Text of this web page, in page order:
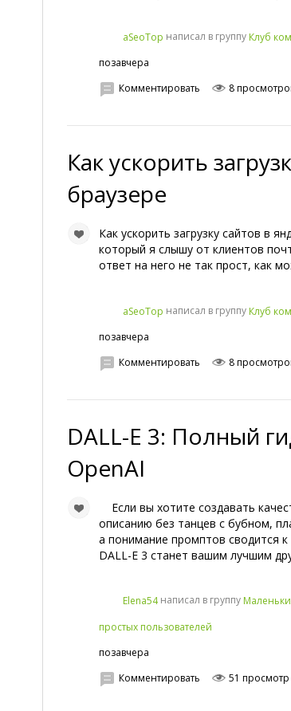
aSeoTop написал в группу Клуб
позавчера
Комментировать 8
Как ускорить
браузере
Как ускорить загрузку сайтов в
который я слышу от клиентов
ответ на него не так прост, как
aSeoTop написал в группу Клуб
позавчера
Комментировать 8
DALL-E 3: Полный
OpenAI
Если вы хотите создавать
описанию без танцев с бубном,
а понимание промптов сводится
DALL-E 3 станет вашим лучшим
Elena54 написал в группу
простых пользователей
позавчера
Комментировать 51 просмотр